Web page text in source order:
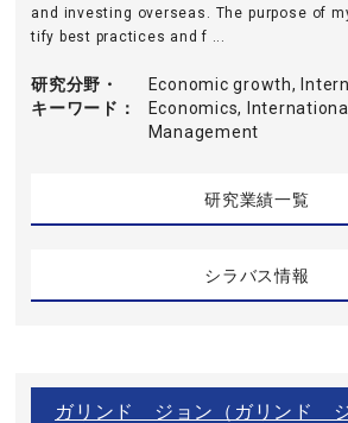
and investing overseas. The purpose of
tify best practices and f ...
研究分野・
キーワード
Economic growth,
Economics,
Management
研究業績一覧
シラバス情報
ガリンド ジョン（ガリンド